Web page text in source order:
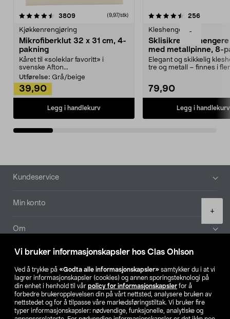
Vi bruker informasjonskapsler hos Clas Ohlson
Ved å trykke på «Godta alle informasjonskapsler» samtykker du i at vi
lagrer informasjonskapsler (cookies) og annen sporingsteknologi på
din enhet i henhold til vår policy for informasjonskapsler for å
forbedre brukeropplevelsen din på vårt nettsted, analysere bruken av
nettstedet og for å tilpasse våre markedsføringstiltak. Vi bruker fire
typer informasjonskapsler: nødvendige, funksjonelle, analytiske og
-
+
3809anmeldelser(9,97/stk)
Kjøkkenrengjøring
Mikrofiberklut 32 x 31 cm, 4-
pakning
Kåret til «soleklar favoritt» i
svenske Afton...
Utførelse: Grå/beige
39,90
Legg i handlekurv
4.5av 5 stjerner 256
Kleshengere
Sklisikre
med metallpinne, 8-
Elegant og skikkelig
tre og metall – finnes i
79,90
Legg i handlekurv
4.5av 5 stjerner
Bunntekst
Kundeservice
Min konto
Om
Aktuelt
Våre selskaper
Finn din butikk